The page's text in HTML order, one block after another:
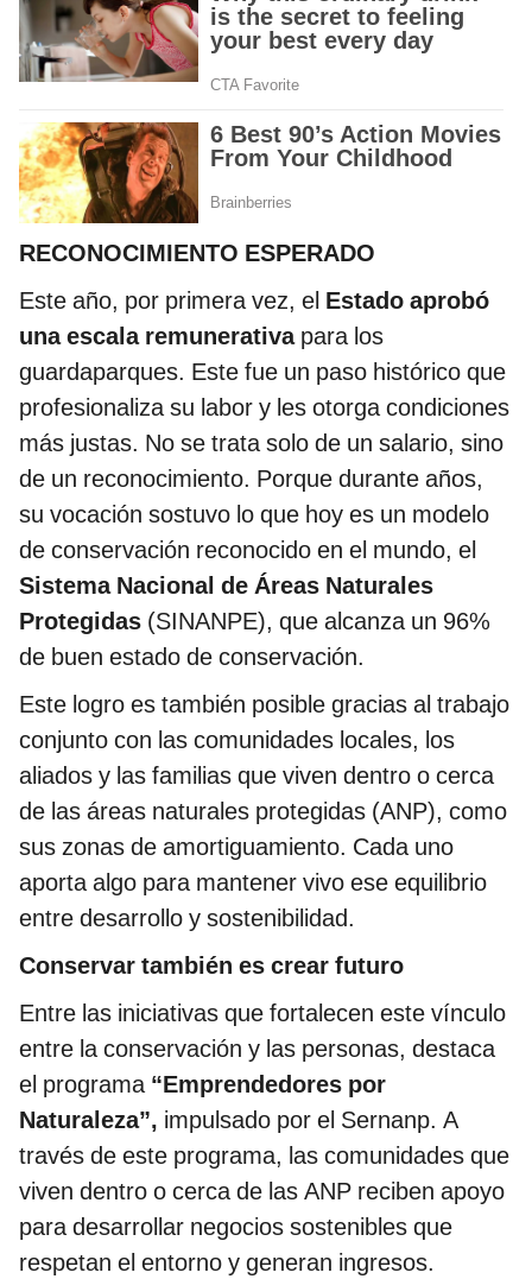
RECONOCIMIENTO ESPERADO
Este año, por primera vez, el Estado aprobó
una escala remunerativa para los
guardaparques. Este fue un paso histórico que
profesionaliza su labor y les otorga condiciones
más justas. No se trata solo de un salario, sino
de un reconocimiento. Porque durante años,
su vocación sostuvo lo que hoy es un modelo
de conservación reconocido en el mundo, el
Sistema Nacional de Áreas Naturales
Protegidas (SINANPE), que alcanza un 96%
de buen estado de conservación.
Este logro es también posible gracias al trabajo
conjunto con las comunidades locales, los
aliados y las familias que viven dentro o cerca
de las áreas naturales protegidas (ANP), como
sus zonas de amortiguamiento. Cada uno
aporta algo para mantener vivo ese equilibrio
entre desarrollo y sostenibilidad.
Conservar también es crear futuro
Entre las iniciativas que fortalecen este vínculo
entre la conservación y las personas, destaca
el programa “Emprendedores por
Naturaleza”, impulsado por el Sernanp. A
través de este programa, las comunidades que
viven dentro o cerca de las ANP reciben apoyo
para desarrollar negocios sostenibles que
respetan el entorno y generan ingresos.